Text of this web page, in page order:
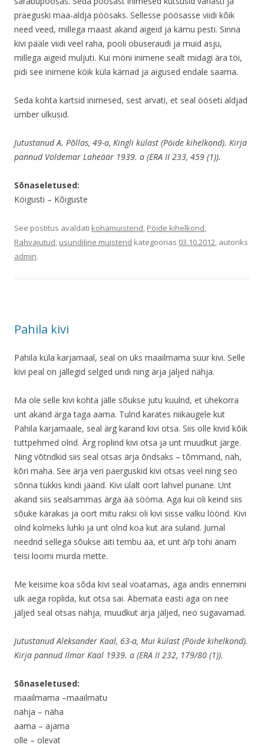
praeguski maa-aldja pöösaks. Sellesse pöösasse viidi kõik
need veed, millega maast akand aigeid ja kärnu pesti. Sinna
kivi pääle viidi veel raha, pooli obuseraudi ja muid asju,
millega aigeid muljuti. Kui möni inimene sealt midagi ära töi,
pidi see inimene köik küla kärnad ja aigused endale saama.
Seda kohta kartsid inimesed, sest arvati, et seal ööseti aldjad
ümber ulkusid.
Jutustanud A. Põllas, 49-a, Kingli külast (Pöide kihelkond). Kirja
pannud Voldemar Laheäär 1939. a (ERA II 233, 459 (1)).
Sõnaseletused:
Köigusti – Kõiguste
See postitus avaldati kohamuistend, Pöide kihelkond,
Rahvajutud, usundiline muistend kategoorias 03.10.2012, autoriks
admin.
Pahila kivi
Pahila küla karjamaal, seal on üks maailmama suur kivi. Selle
kivi peal on jällegid selged undi ning ärja jäljed nähja.
Ma ole selle kivi kohta jälle sõukse jutu kuulnd, et ühekorra
unt akand ärga taga aama. Tulnd karates niikaugele kut
Pahila karjamaale, seal ärg karand kivi otsa. Siis olle kivid kõik
tuttpehmed olnd. Ärg roplind kivi otsa ja unt muudkut järge.
Ning võtndkid siis seal otsas ärja õndsaks – tõmmand, näh,
kõri maha. See ärja veri paerguskid kivi otsas veel ning seo
sõnna tükkis kindi jäänd. Kivi ülalt oort lahvel punane. Unt
akand siis sealsammas ärga ää sööma. Aga kui oli keind siis
sõuke kärakas ja oort mitu raksi oli kivi sisse valku löönd. Kivi
olnd kolmeks luhki ja unt olnd koa kut ära suland. Jumal
neednd sellega sõukse äiti tembu ää, et unt äi’p tohi änam
teisi loomi murda mette.
Me keisime koa sõda kivi seal voatamas, aga andis ennemini
ulk aega roplida, kut otsa sai. Äbemata easti aga on nee
jäljed seal otsas nähja, muudkut ärja jäljed, neo sügavamad.
Jutustanud Aleksander Kaal, 63-a, Mui külast (Pöide kihelkond).
Kirja pannud Ilmar Kaal 1939. a (ERA II 232, 179/80 (1)).
Sõnaseletused:
maailmama –maailmatu
nähja – näha
aama – ajama
olle – olevat